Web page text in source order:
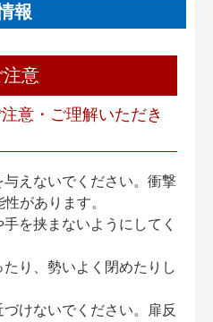
報
注意
意・ご理解いただき
えないでください。衝撃
があります。
を挟まないようにしてく
り、勢いよく閉めたりし
けないでください。扉反